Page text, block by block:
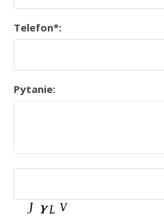
Telefon*:
Pytanie: